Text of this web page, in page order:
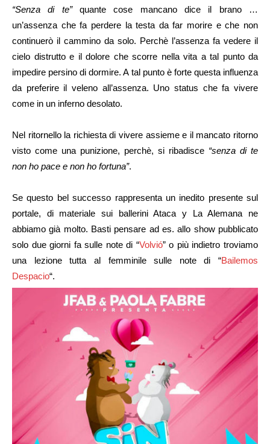
“Senza di te”quante cose mancano dice il brano …
un’assenza che fa perdere la testa da far morire e che non
continuerò il cammino da solo. Perchè l’assenza fa vedere il
cielo distrutto e il dolore che scorre nella vita a tal punto da
impedire persino di dormire. A tal punto è forte questa influenza
da preferire il veleno all’assenza. Uno status che fa vivere
come in un inferno desolato.
Nel ritornello la richiesta di vivere assieme e il mancato ritorno
visto come una punizione, perchè, si ribadisce “senza di te
non ho pace e non ho fortuna”.
Se questo bel successo rappresenta un inedito presente sul
portale, di materiale sui ballerini Ataca y La Alemana ne
abbiamo già molto. Basti pensare ad es. allo show pubblicato
solo due giorni fa sulle note di “Volvió” o più indietro troviamo
una lezione tutta al femminile sulle note di “Bailemos
Despacio“.